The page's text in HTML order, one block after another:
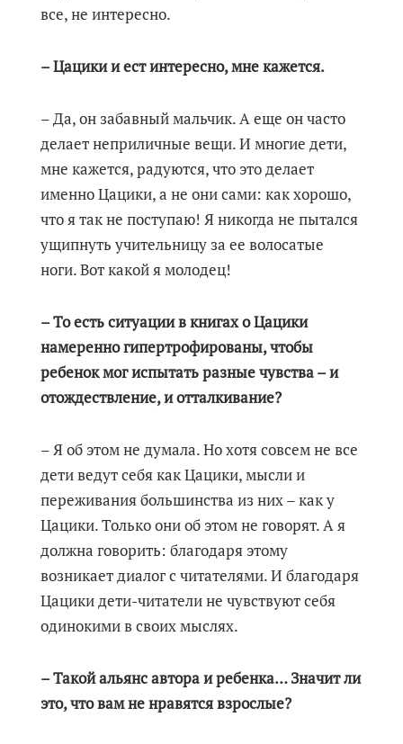
все, не интересно.
– Цацики и ест интересно, мне кажется.
– Да, он забавный мальчик. А еще он часто
делает неприличные вещи. И многие дети,
мне кажется, радуются, что это делает
именно Цацики, а не они сами: как хорошо,
что я так не поступаю! Я никогда не пытался
ущипнуть учительницу за ее волосатые
ноги. Вот какой я молодец!
– То есть ситуации в книгах о Цацики
намеренно гипертрофированы, чтобы
ребенок мог испытать разные чувства – и
отождествление, и отталкивание?
– Я об этом не думала. Но хотя совсем не все
дети ведут себя как Цацики, мысли и
переживания большинства из них – как у
Цацики. Только они об этом не говорят. А я
должна говорить: благодаря этому
возникает диалог с читателями. И благодаря
Цацики дети-читатели не чувствуют себя
одинокими в своих мыслях.
– Такой альянс автора и ребенка… Значит ли
это, что вам не нравятся взрослые?